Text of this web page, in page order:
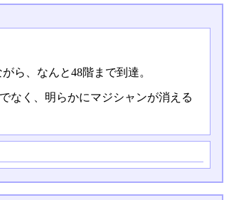
ら、なんと48階まで到達。
なく、明らかにマジシャンが消える